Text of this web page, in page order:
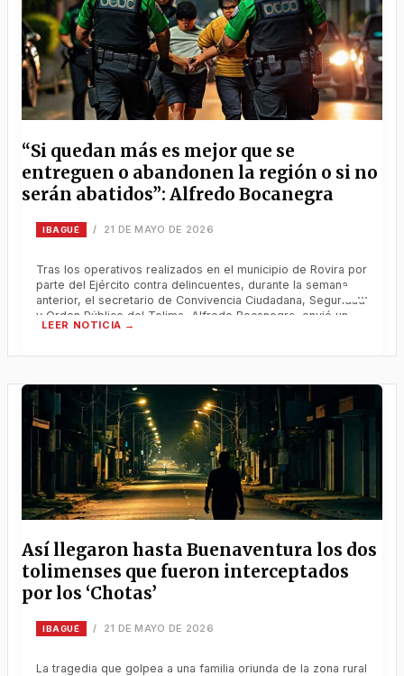
“Si quedan más es mejor que se
entreguen o abandonen la región o si no
serán abatidos”: Alfredo Bocanegra
IBAGUÉ / 21 DE MAYO DE 2026
Tras los operativos realizados en el municipio de Rovira por
parte del Ejército contra delincuentes, durante la semana
anterior, el secretario de Convivencia Ciudadana, Seguridad
y Orden Público del Tolima, Alfredo Bocanegra, envió un
fuerte mensaje a los delincuentes y le pidió a la comunidad
Así llegaron hasta Buenaventura los dos
tolimenses que fueron interceptados
por los ‘Chotas’
IBAGUÉ / 21 DE MAYO DE 2026
La tragedia que golpea a una familia oriunda de la zona rural